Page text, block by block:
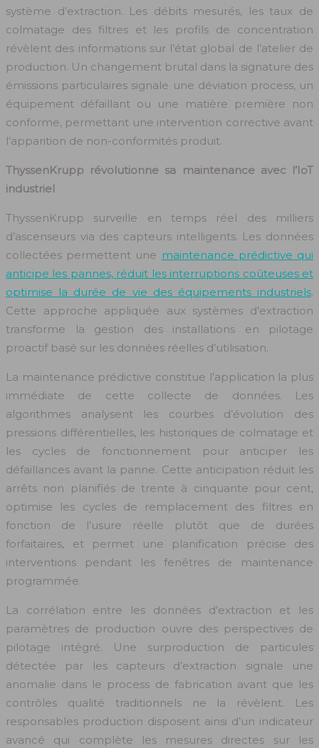
système d’extraction. Les débits mesurés, les taux de
colmatage des filtres et les profils de concentration
révèlent des informations sur l’état global de l’atelier de
production. Un changement brutal dans la signature des
émissions particulaires signale une déviation process, un
équipement défaillant ou une matière première non
conforme, permettant une intervention corrective avant
l’apparition de non-conformités produit.
ThyssenKrupp révolutionne sa maintenance avec l’IoT
industriel
ThyssenKrupp surveille en temps réel des milliers
d’ascenseurs via des capteurs intelligents. Les données
collectées permettent une maintenance prédictive qui
anticipe les pannes, réduit les interruptions coûteuses et
optimise la durée de vie des équipements industriels.
Cette approche appliquée aux systèmes d’extraction
transforme la gestion des installations en pilotage
proactif basé sur les données réelles d’utilisation.
La maintenance prédictive constitue l’application la plus
immédiate de cette collecte de données. Les
algorithmes analysent les courbes d’évolution des
pressions différentielles, les historiques de colmatage et
les cycles de fonctionnement pour anticiper les
défaillances avant la panne. Cette anticipation réduit les
arrêts non planifiés de trente à cinquante pour cent,
optimise les cycles de remplacement des filtres en
fonction de l’usure réelle plutôt que de durées
forfaitaires, et permet une planification précise des
interventions pendant les fenêtres de maintenance
programmée.
La corrélation entre les données d’extraction et les
paramètres de production ouvre des perspectives de
pilotage intégré. Une surproduction de particules
détectée par les capteurs d’extraction signale une
anomalie dans le process de fabrication avant que les
contrôles qualité traditionnels ne la révèlent. Les
responsables production disposent ainsi d’un indicateur
avancé qui complète les mesures directes sur les